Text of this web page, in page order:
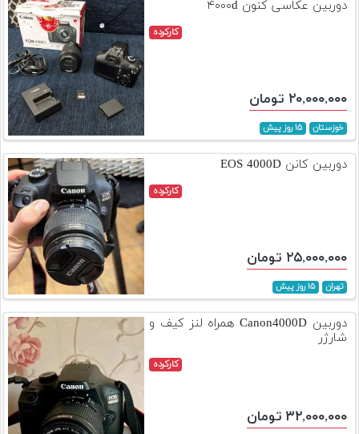
دوربین عکاسی کنون ۴۰۰۰d
کارکرده
۲۰,۰۰۰,۰۰۰ تومان
خوزستان ۱۵ روز پیش
دوربین کانن EOS 4000D
کارکرده
۲۵,۰۰۰,۰۰۰ تومان
تهران ۱۵ روز پیش
دوربین Canon4000D همراه لنز کیف و
شارژر
کارکرده
۳۲,۰۰۰,۰۰۰ تومان